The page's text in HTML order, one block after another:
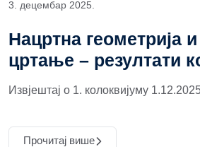
3. децембар 2025.
Нацртна геометрија
цртање – резултати
Извјештај о 1. колоквијуму
Прочитај више